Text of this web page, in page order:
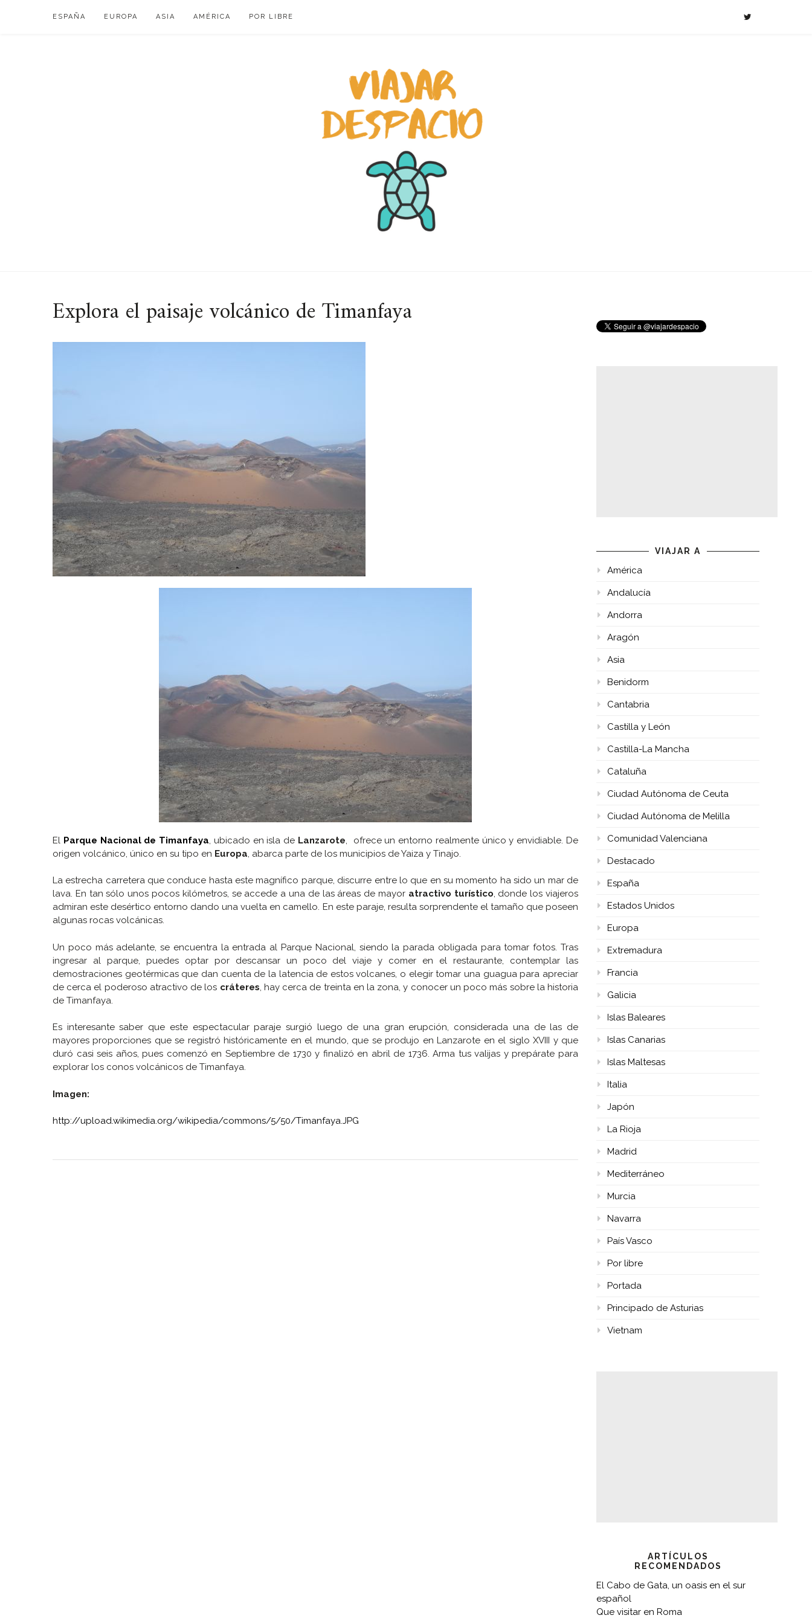
ESPAÑA EUROPA ASIA AMÉRICA POR LIBRE
Explora el paisaje volcánico de Timanfaya
El Parque Nacional de Timanfaya , ubicado en isla de Lanzarote , ofrece un entorno realmente único y envidiable. De
origen volcánico, único en su tipo en Europa , abarca parte de los municipios de Yaiza y Tinajo.
La estrecha carretera que conduce hasta este magnífico parque, discurre entre lo que en su momento ha sido un mar de
lava. En tan sólo unos pocos kilómetros, se accede a una de las áreas de mayor atractivo turístico, donde los viajeros
admiran este desértico entorno dando una vuelta en camello. En este paraje, resulta sorprendente el tamaño que poseen
algunas rocas volcánicas.
Un poco más adelante, se encuentra la entrada al Parque Nacional, siendo la parada obligada para tomar fotos. Tras
ingresar al parque, puedes optar por descansar un poco del viaje y comer en el restaurante, contemplar las
demostraciones geotérmicas que dan cuenta de la latencia de estos volcanes, o elegir tomar una guagua para apreciar
de cerca el poderoso atractivo de los cráteres , hay cerca de treinta en la zona, y conocer un poco más sobre la historia
de Timanfaya.
Es interesante saber que este espectacular paraje surgió luego de una gran erupción, considerada una de las de
mayores proporciones que se registró históricamente en el mundo, que se produjo en Lanzarote en el siglo XVIII y que
duró casi seis años, pues comenzó en Septiembre de 1730 y finalizó en abril de 1736. Arma tus valijas y prepárate para
explorar los conos volcánicos de Timanfaya.
Imagen:
http://upload.wikimedia.org/wikipedia/commons/5/50/Timanfaya.JPG
VIAJAR A
América
Andalucía
Andorra
Aragón
Asia
Benidorm
Cantabria
Castilla y León
Castilla-La Mancha
Cataluña
Ciudad Autónoma de Ceuta
Ciudad Autónoma de Melilla
Comunidad Valenciana
Destacado
España
Estados Unidos
Europa
Extremadura
Francia
Galicia
Islas Baleares
Islas Canarias
Islas Maltesas
Italia
Japón
La Rioja
Madrid
Mediterráneo
Murcia
Navarra
País Vasco
Por libre
Portada
Principado de Asturias
Vietnam
ARTÍCULOS
RECOMENDADOS
El Cabo de Gata, un oasis en el sur
español
Que visitar en Roma